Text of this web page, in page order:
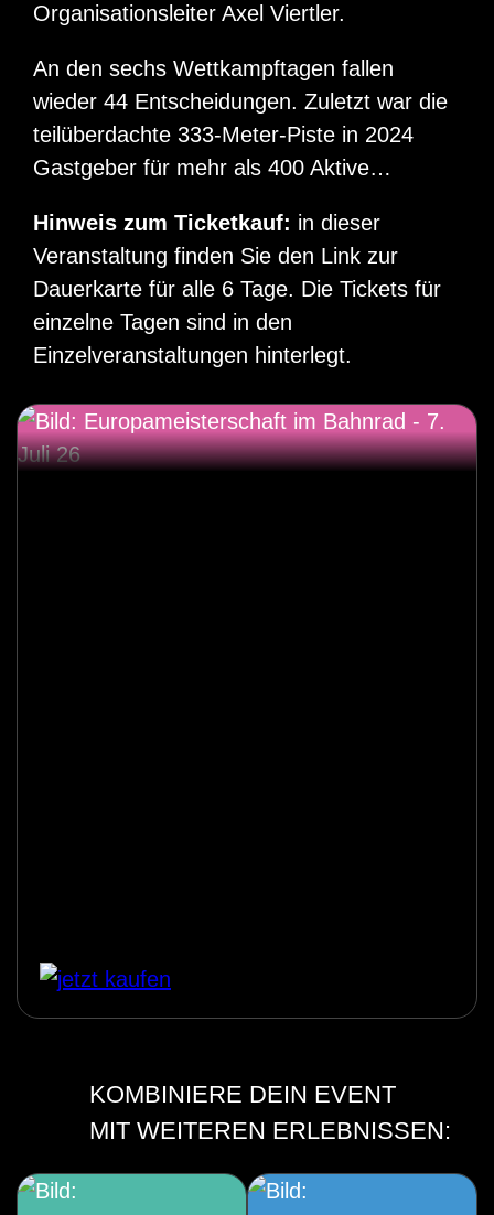
Organisationsleiter Axel Viertler.
An den sechs Wettkampftagen fallen
wieder 44 Entscheidungen. Zuletzt war die
teilüberdachte 333-Meter-Piste in 2024
Gastgeber für mehr als 400 Aktive…
Hinweis zum Ticketkauf: in dieser
Veranstaltung finden Sie den Link zur
Dauerkarte für alle 6 Tage. Die Tickets für
einzelne Tagen sind in den
Einzelveranstaltungen hinterlegt.
KOMBINIERE DEIN EVENT
MIT WEITEREN ERLEBNISSEN: